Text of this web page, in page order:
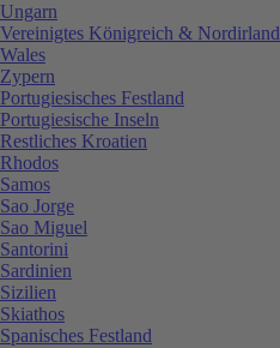
Ungarn
Vereinigtes Königreich & Nordirland
Wales
Zypern
Portugiesisches Festland
Portugiesische Inseln
Restliches Kroatien
Rhodos
Samos
Sao Jorge
Sao Miguel
Santorini
Sardinien
Sizilien
Skiathos
Spanisches Festland